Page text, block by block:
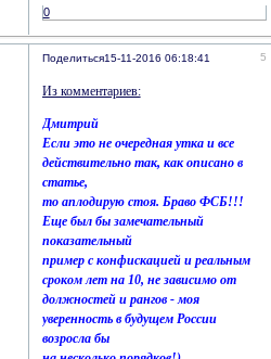
0
Поделиться 5
15-11-2016 06:18:41
Из комментариев:
Дмитрий
Если это не очередная утка и все
действительно так, как описано в
статье,
то аплодирую стоя. Браво ФСБ!!!
Еще был бы замечательный
показательный
пример с конфискацией и реальным
сроком лет на 10, не зависимо от
должностей и рангов - моя
уверенность в будущем России
возросла бы